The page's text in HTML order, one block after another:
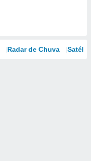
Radar de Chuva